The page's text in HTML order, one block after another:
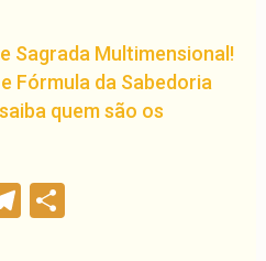
Sagrada Multimensional!
Fórmula da Sabedoria
quem são os
Telegram